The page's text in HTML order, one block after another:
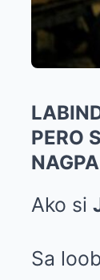
PERO
Ako si
Sa